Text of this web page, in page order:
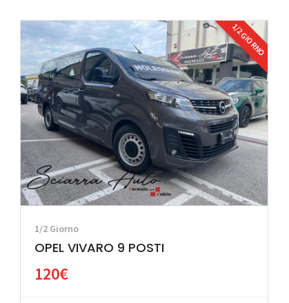
1/2 GIORNO
1/2 Giorno
OPEL VIVARO 9 POSTI
120€